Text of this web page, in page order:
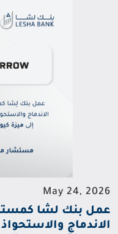
May 24, 2026
عمل بنك لشا
الاندماج